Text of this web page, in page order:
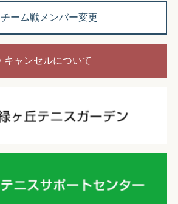
チーム戦メンバー変更
キャンセルについて